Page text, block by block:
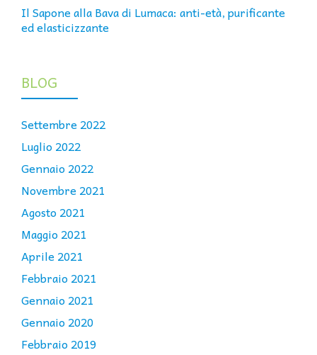
Il Sapone alla Bava di Lumaca: anti-età, purificante
ed elasticizzante
BLOG
Settembre 2022
Luglio 2022
Gennaio 2022
Novembre 2021
Agosto 2021
Maggio 2021
Aprile 2021
Febbraio 2021
Gennaio 2021
Gennaio 2020
Febbraio 2019